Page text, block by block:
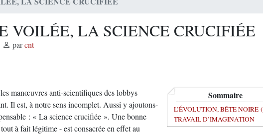
VOILÉE, LA SCIENCE CRUCIFIÉE
parcnt
Sommaire
L’ÉVOLUTION, BÊTE NOIRE
TRAVAIL D’IMAGINATION
manœuvres anti-scientifiques des lobbys
Il est, à notre sens incomplet. Aussi y ajoutons-
: « La science crucifiée ». Une bonne
à fait légitime - est consacrée en effet au